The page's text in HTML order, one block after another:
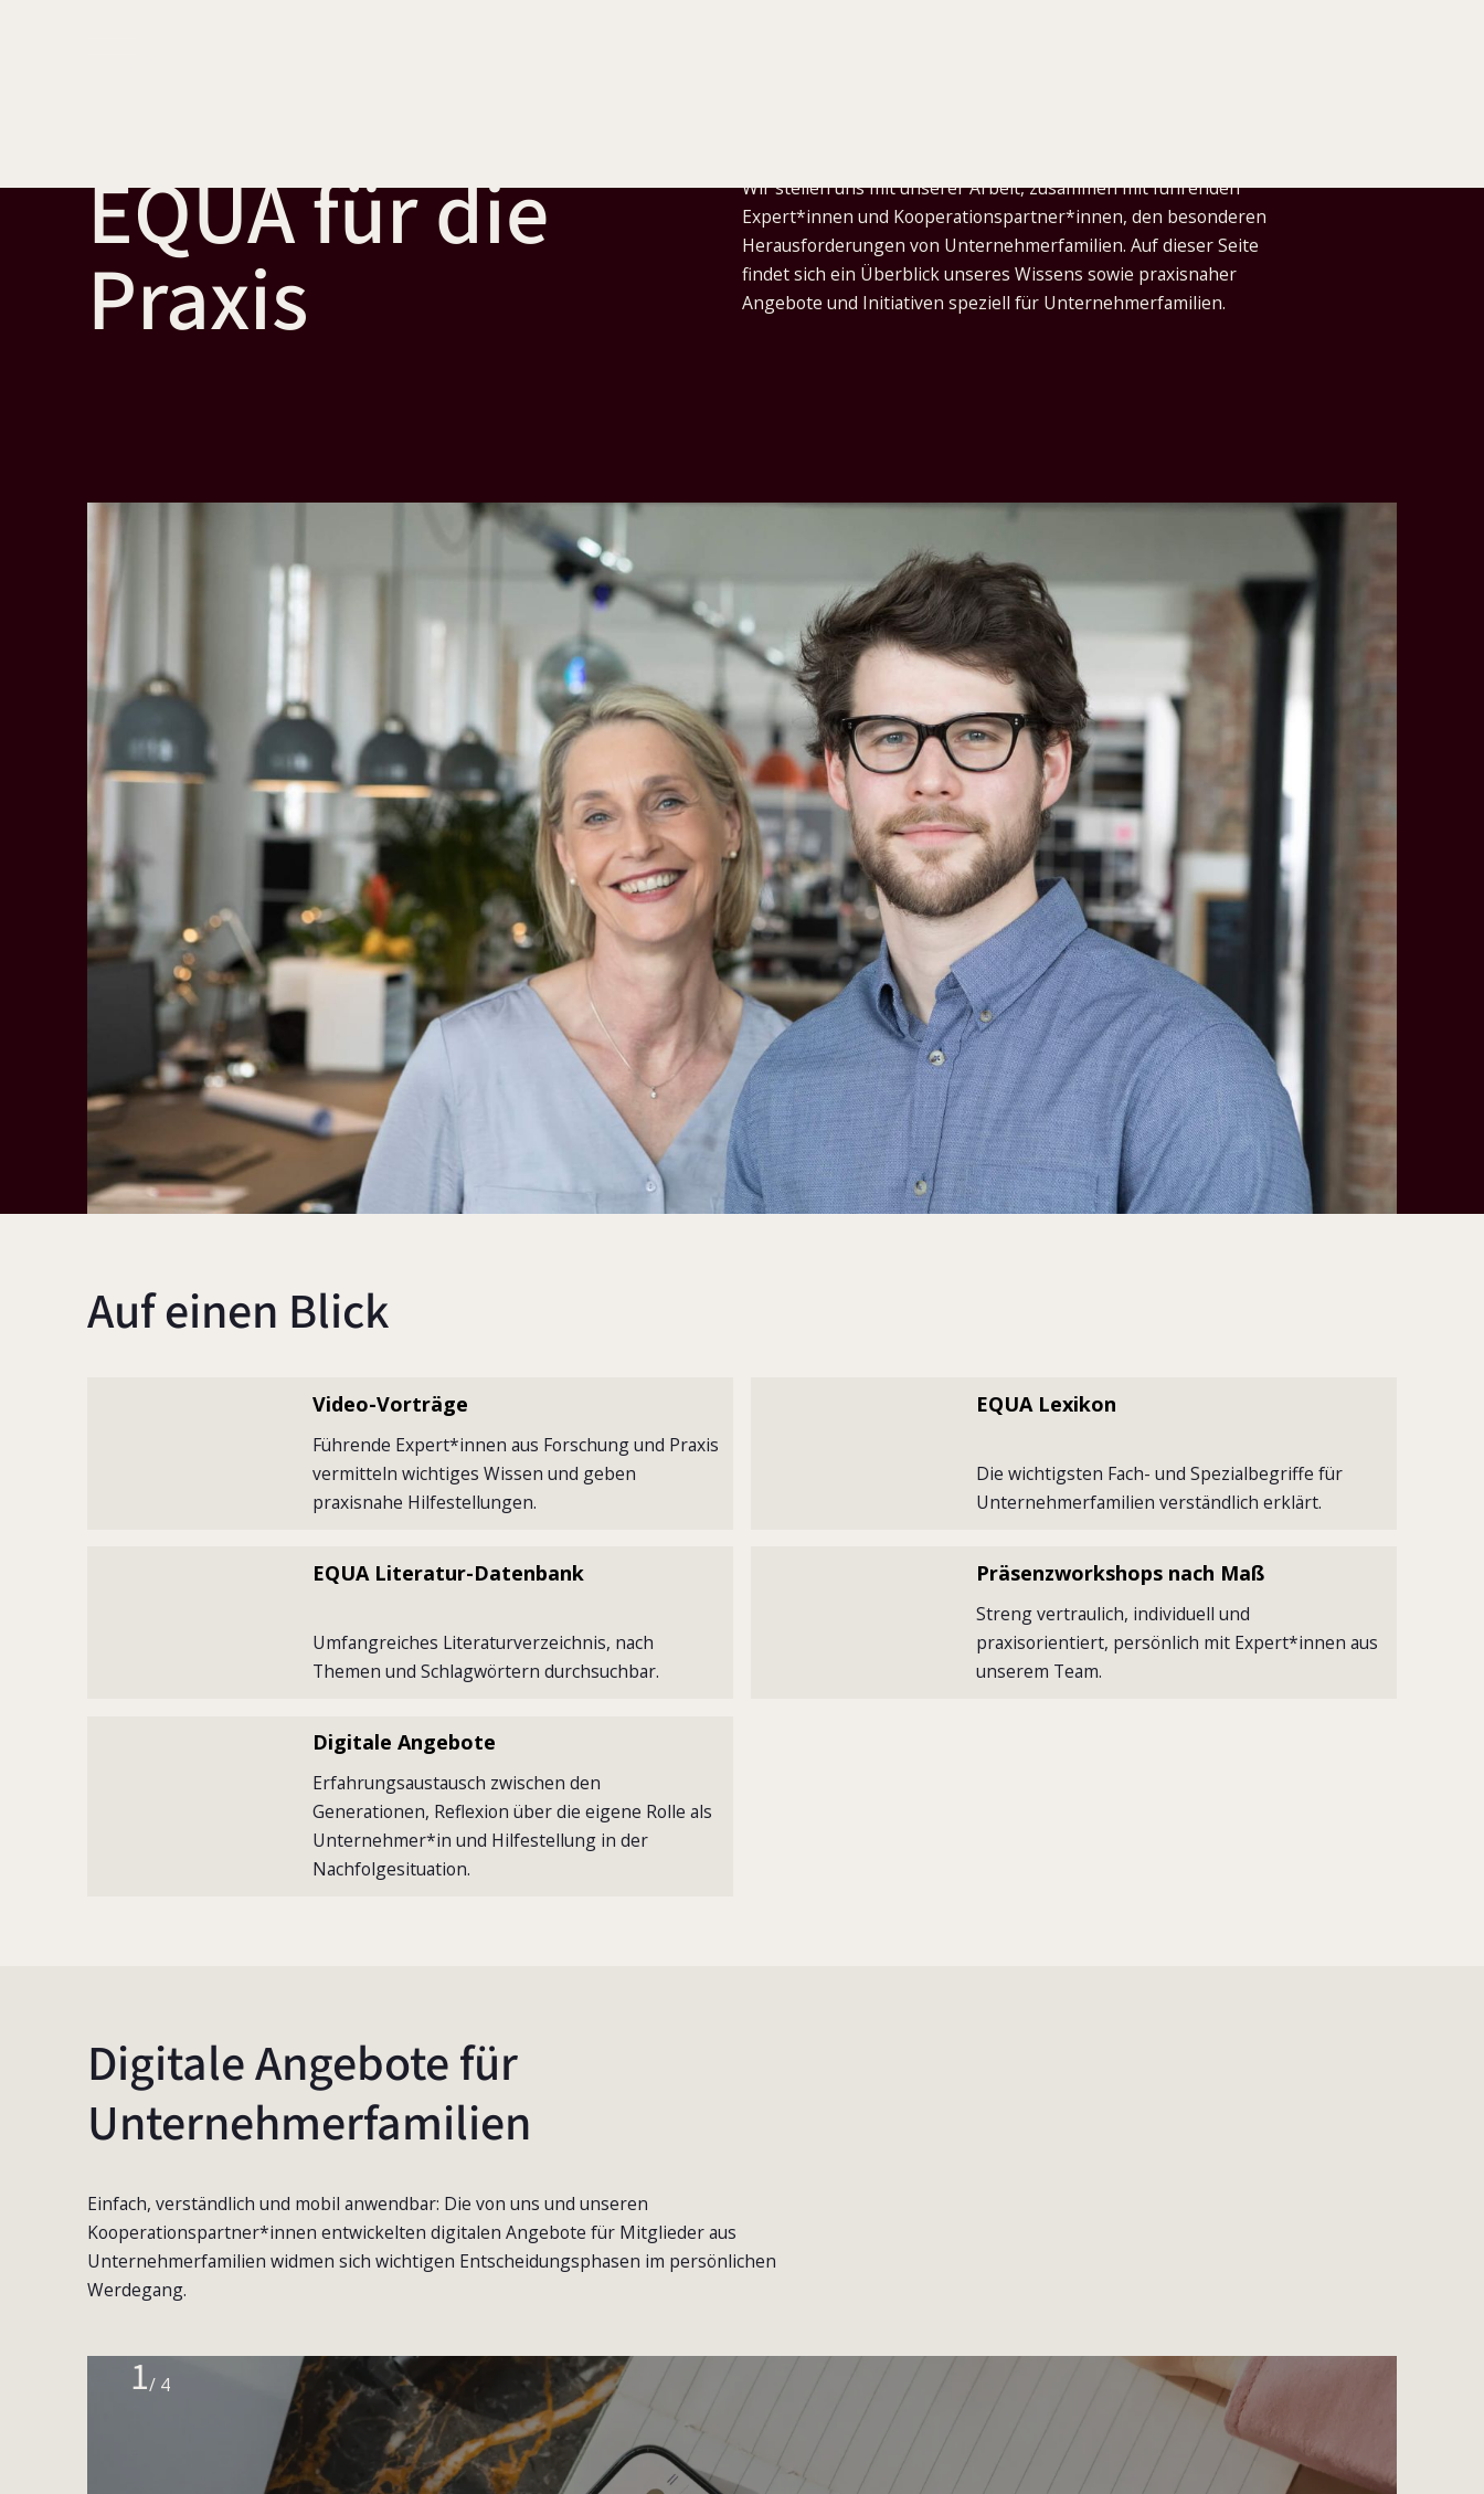
EQUA für die
Praxis
Wir stellen uns mit unserer Arbeit, zusammen mit führenden
Expert*innen und Kooperationspartner*innen, den besonderen
Herausforderungen von Unternehmerfamilien. Auf dieser Seite
findet sich ein Überblick unseres Wissens sowie praxisnaher
Angebote und Initiativen speziell für Unternehmerfamilien.
Auf einen Blick
Video-Vorträge
Führende Expert*innen aus Forschung und Praxis
vermitteln wichtiges Wissen und geben
praxisnahe Hilfestellungen.
EQUA Lexikon
Die wichtigsten Fach- und Spezialbegriffe für
Unternehmerfamilien verständlich erklärt.
EQUA Literatur-Datenbank
Umfangreiches Literaturverzeichnis, nach
Themen und Schlagwörtern durchsuchbar.
Präsenzworkshops nach Maß
Streng vertraulich, individuell und
praxisorientiert, persönlich mit Expert*innen aus
unserem Team.
Digitale Angebote
Erfahrungsaustausch zwischen den
Generationen, Reflexion über die eigene Rolle als
Unternehmer*in und Hilfestellung in der
Nachfolgesituation.
Digitale Angebote für
Unternehmerfamilien
Einfach, verständlich und mobil anwendbar: Die von uns und unseren
Kooperationspartner*innen entwickelten digitalen Angebote für Mitglieder aus
Unternehmerfamilien widmen sich wichtigen Entscheidungsphasen im persönlichen
Werdegang.
1/ 4